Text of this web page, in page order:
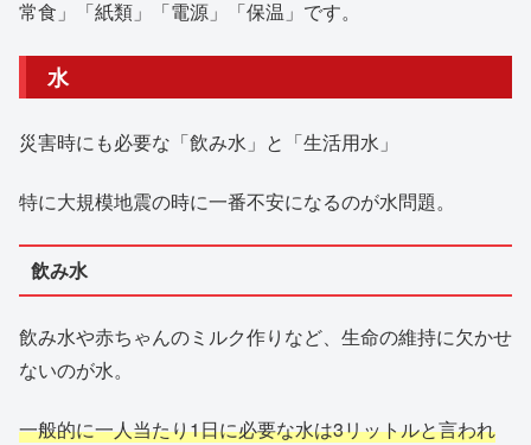
常食」「紙類」「電源」「保温」です。
水
災害時にも必要な「飲み水」と「生活用水」
特に大規模地震の時に一番不安になるのが水問題。
飲み水
飲み水や赤ちゃんのミルク作りなど、生命の維持に欠かせ
ないのが水。
一般的に一人当たり1日に必要な水は3リットルと言われ